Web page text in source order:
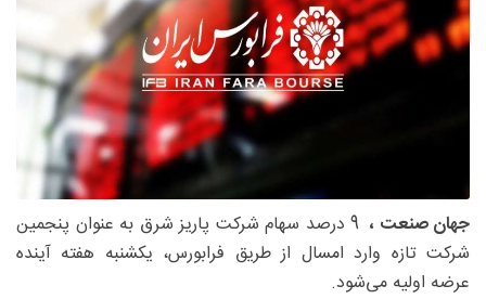
جهان صنعت ،
9 درصد سهام شرکت پاریز شرق به عنوان پنجمین
شرکت تازه وارد امسال از طریق فرابورس، یکشنبه هفته آینده
عرضه اولیه می‌شود.